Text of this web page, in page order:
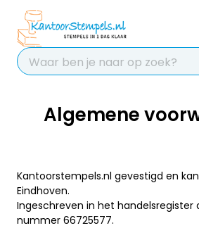
Chatbot
Chat 24/7 met
voor hulp
Contact
Algemene
Kantoorstempels.nl gevestigd en
Eindhoven.
Ingeschreven in het handelsregister
nummer 66725577.